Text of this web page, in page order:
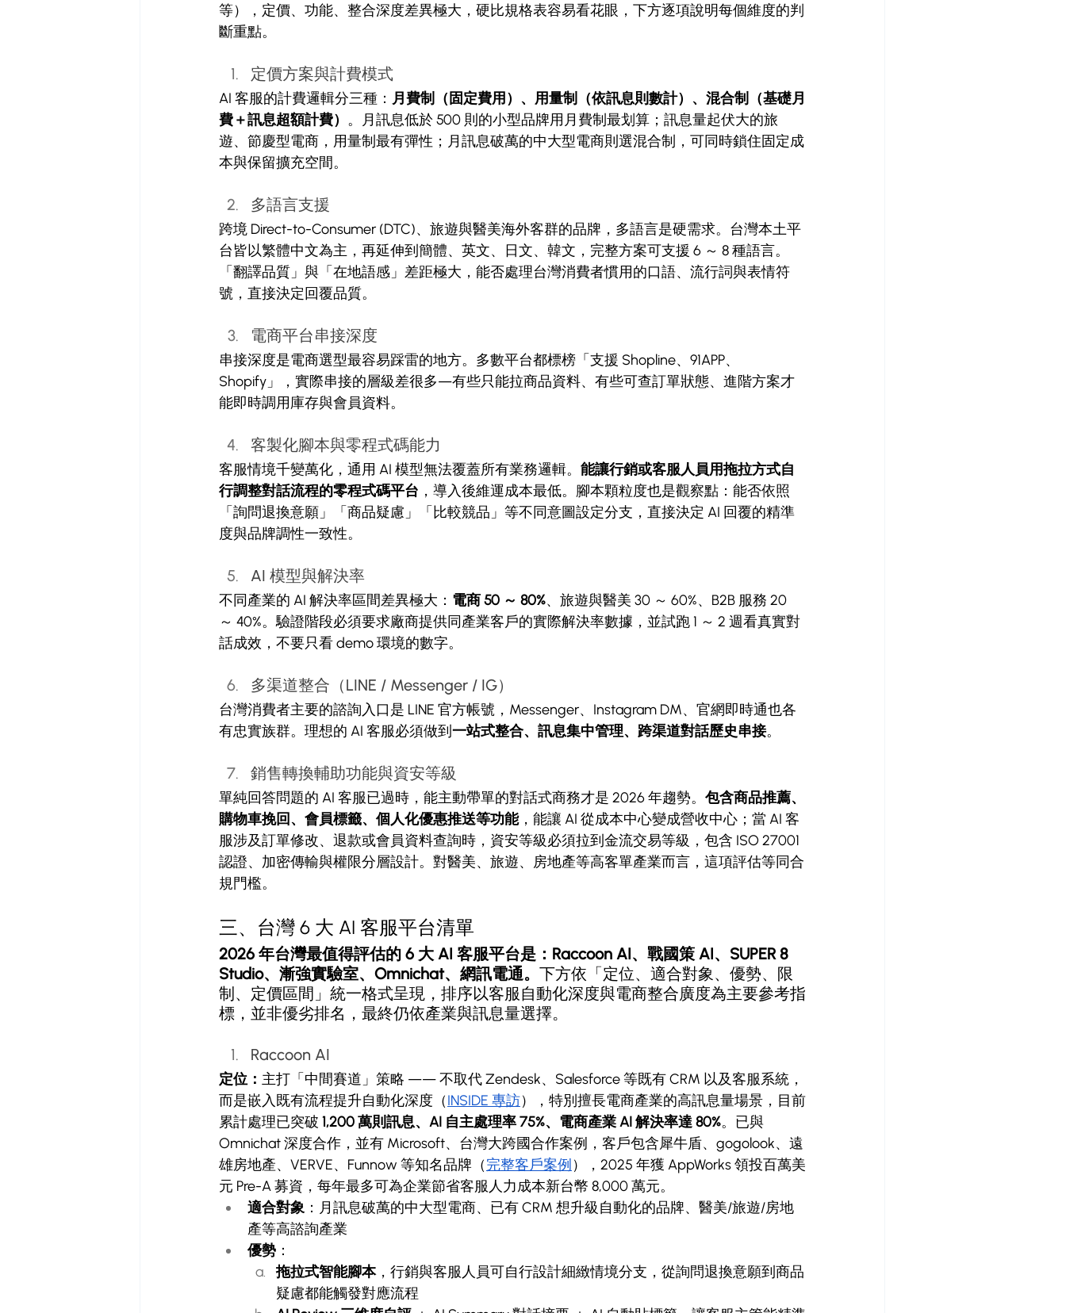
等），定價、功能、整合深度差異極大，硬比規格表容易看花眼，下方逐項說明每個維度的判
斷重點。
定價方案與計費模式
AI 客服的計費邏輯分三種： 月費制（固定費用）、用量制（依訊息則數計）、混合制（基礎月
費＋訊息超額計費） 。月訊息低於 500 則的小型品牌用月費制最划算；訊息量起伏大的旅
遊、節慶型電商，用量制最有彈性；月訊息破萬的中大型電商則選混合制，可同時鎖住固定成
本與保留擴充空間。
多語言支援
跨境 Direct-to-Consumer (DTC)、旅遊與醫美海外客群的品牌，多語言是硬需求。台灣本土平
台皆以繁體中文為主，再延伸到簡體、英文、日文、韓文，完整方案可支援 6 ～ 8 種語言。
「翻譯品質」與「在地語感」差距極大，能否處理台灣消費者慣用的口語、流行詞與表情符
號，直接決定回覆品質。
電商平台串接深度
串接深度是電商選型最容易踩雷的地方。多數平台都標榜「支援 Shopline、91APP、
Shopify」，實際串接的層級差很多—有些只能拉商品資料、有些可查訂單狀態、進階方案才
能即時調用庫存與會員資料。
客製化腳本與零程式碼能力
客服情境千變萬化，通用 AI 模型無法覆蓋所有業務邏輯。 能讓行銷或客服人員用拖拉方式自
行調整對話流程的零程式碼平台 ，導入後維運成本最低。腳本顆粒度也是觀察點：能否依照
「詢問退換意願」「商品疑慮」「比較競品」等不同意圖設定分支，直接決定 AI 回覆的精準
度與品牌調性一致性。
AI 模型與解決率
不同產業的 AI 解決率區間差異極大： 電商 50 ～ 80%、旅遊與醫美 30 ～ 60%、B2B 服務 20
～ 40%。驗證階段必須要求廠商提供同產業客戶的實際解決率數據，並試跑 1 ～ 2 週看真實對
話成效，不要只看 demo 環境的數字。
多渠道整合（LINE / Messenger / IG）
台灣消費者主要的諮詢入口是 LINE 官方帳號，Messenger、Instagram DM、官網即時通也各
有忠實族群。理想的 AI 客服必須做到 一站式整合、訊息集中管理、跨渠道對話歷史串接。
銷售轉換輔助功能與資安等級
單純回答問題的 AI 客服已過時，能主動帶單的對話式商務才是 2026 年趨勢。 包含商品推薦、
購物車挽回、會員標籤、個人化優惠推送等功能，能讓 AI 從成本中心變成營收中心；當 AI 客
服涉及訂單修改、退款或會員資料查詢時，資安等級必須拉到金流交易等級，包含 ISO 27001
認證、加密傳輸與權限分層設計。對醫美、旅遊、房地產等高客單產業而言，這項評估等同合
規門檻。
三、台灣 6 大 AI 客服平台清單
2026 年台灣最值得評估的 6 大 AI 客服平台是：Raccoon AI、戰國策 AI、SUPER 8
Studio、漸強實驗室、Omnichat、網訊電通。 下方依「定位、適合對象、優勢、限
制、定價區間」統一格式呈現，排序以客服自動化深度與電商整合廣度為主要參考指
標，並非優劣排名，最終仍依產業與訊息量選擇。
Raccoon AI
定位： 主打「中間賽道」策略 —— 不取代 Zendesk、Salesforce 等既有 CRM 以及客服系統，
而是嵌入既有流程提升自動化深度（INSIDE 專訪），特別擅長電商產業的高訊息量場景，目前
累計處理已突破 1,200 萬則訊息、AI 自主處理率 75%、電商產業 AI 解決率達 80%。已與
Omnichat 深度合作，並有 Microsoft、台灣大跨國合作案例，客戶包含犀牛盾、gogolook、遠
雄房地產、VERVE、Funnow 等知名品牌（完整客戶案例 ），2025 年獲 AppWorks 領投百萬美
元 Pre-A 募資，每年最多可為企業節省客服人力成本新台幣 8,000 萬元。
適合對象：月訊息破萬的中大型電商、已有 CRM 想升級自動化的品牌、醫美/旅遊/房地
產等高諮詢產業
優勢：
拖拉式智能腳本，行銷與客服人員可自行設計細緻情境分支，從詢問退換意願到商品
疑慮都能觸發對應流程